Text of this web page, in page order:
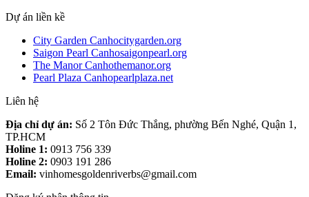
Dự án liền kề
City Garden Canhocitygarden.org
Saigon Pearl Canhosaigonpearl.org
The Manor Canhothemanor.org
Pearl Plaza Canhopearlplaza.net
Liên hệ
Địa chỉ dự án: Số 2 Tôn Đức Thắng, phường Bến Nghé, Quận 1,
TP.HCM
Holine 1: 0913 756 339
Holine 2: 0903 191 286
Email: vinhomesgoldenriverbs@gmail.com